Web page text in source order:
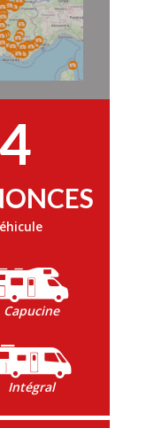
Capucine
Intégral